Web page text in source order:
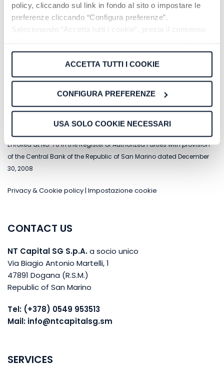
policy, cliccando sul link in fondo al sito o impostare le
preferenze cliccando “Configura preferenze”.
Selezionando “Accetta tutti i cookie”, presta il consenso
consenso cliccando su “Usa solo cookie necessari” e
saranno attivati i soli cookie tecnici necessari al corretto
funzionamento del sito.
ACCETTA TUTTI I COOKIE
CONFIGURA PREFERENZE
USA SOLO COOKIE NECESSARI
NT Capital SG S.p.A.a socio unico
C.O.E. SM 22345
Enrolled at No. 70 in the Register of Authorized Parties with provision
of the Central Bank of the Republic of San Marino dated December
30, 2008
Privacy & Cookie policy| Impostazione cookie
CONTACT US
NT Capital SG S.p.A.a socio unico
Via Biagio Antonio Martelli, 1
47891 Dogana (R.S.M.)
Republic of San Marino
Tel: (+378) 0549 953513
Mail: info@ntcapitalsg.sm
SERVICES